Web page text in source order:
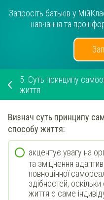
Запросіть батьків у
навчання та
5. Суть принципу
життя
Визнач суть принципу
способу життя:
акцентує увагу на
та зміцнення
повноцінної
здібностей,
життя є саме